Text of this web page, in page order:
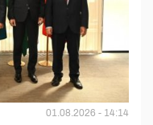
01.08.2026 - 14:14